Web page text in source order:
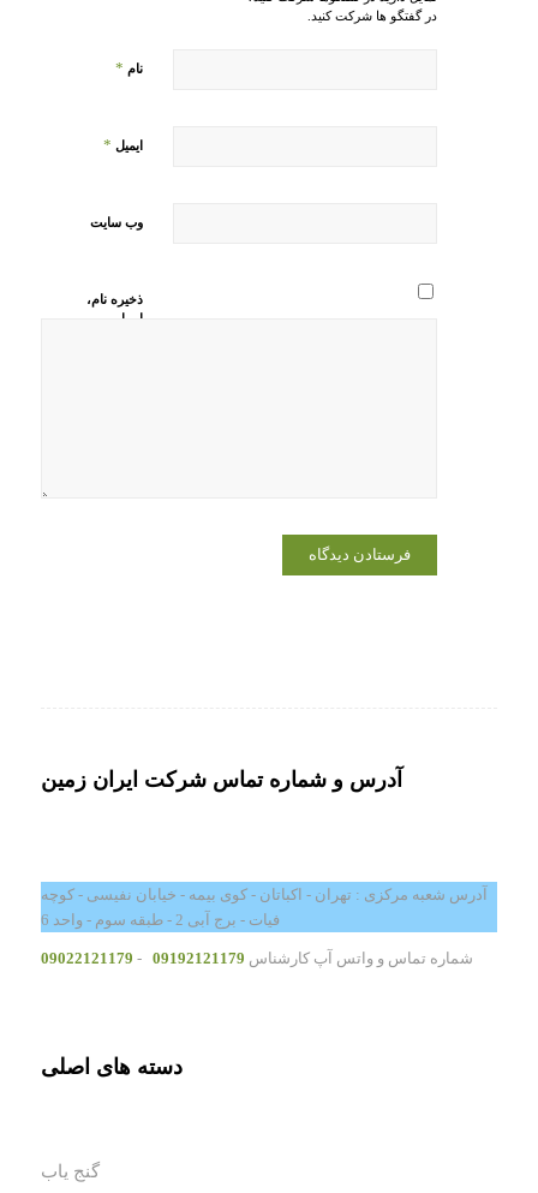
در گفتگو ها شرکت کنید.
نام *
ایمیل *
وب‌ سایت
ذخیره نام،
ایمیل و
آدرس و شماره تماس شرکت ایران زمین
آدرس شعبه مرکزی : تهران - اکباتان - کوی بیمه - خیابان نفیسی - کوچه
فیات - برج آبی 2 - طبقه سوم - واحد 6
شماره تماس و واتس آپ کارشناس 09192121179
-
09022121179
دسته های اصلی
گنج یاب